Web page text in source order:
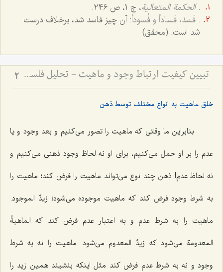
.الحکمة المتعالیة، ج 1، ص 246.
. فَسَدَ، فَساداً و فُسوداً: آن چیز فاسد شد، برخلاف درست
شد است. (محقق)
تبیین کیفیت ارتباط وجود و ماهیت - تحلیل فلسفی نحوه حمل وجود بر ماهیت و رفع شبهات 2
خلق ماهیت به انواع مختلف توسط ذهن
بنابراین ما وقتی که ماهیت را تصور می‌کنیم و بعد وجود و یا
عدم را بر او حمل می‌کنیم، برای او نه لحاظ وجود ذهنی می‌کنیم و
نه لحاظ عدم! ذهن چند نوع می‌تواند ماهیت را فرض کند؛ ماهیت را
به شرط وجود فرض کند که ماهیت موجوده می‌شود؛ زیدٌ‌ الموجود.
ماهیت را به شرط عدم و به اعتبار عدم فرض کند که الماهیةُ
المعدومةمی‌شود که زیدٌ المعدوممی‌شود. ماهیت را نه به شرط
وجود و نه به شرط عدم فرض کند مثل اینکه بنشیند همین زید را